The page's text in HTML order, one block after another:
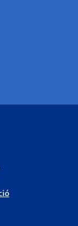
Pál utca. 4.
501-500
787-2913